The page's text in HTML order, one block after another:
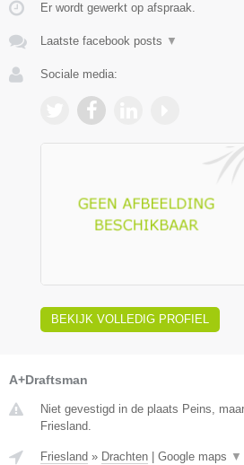
Er wordt gewerkt op afspraak.
Laatste facebook posts ▼
Sociale media:
BEKIJK VOLLEDIG PROFIEL
A+Draftsman
Niet gevestigd in de plaats Peins,
Friesland.
Friesland » Drachten Google maps ▼